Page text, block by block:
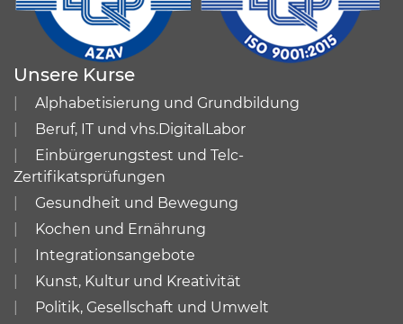
Unsere Kurse
Alphabetisierung und Grundbildung
Beruf, IT und vhs.DigitalLabor
Einbürgerungstest und Telc-
Zertifikatsprüfungen
Gesundheit und Bewegung
Kochen und Ernährung
Integrationsangebote
Kunst, Kultur und Kreativität
Politik, Gesellschaft und Umwelt